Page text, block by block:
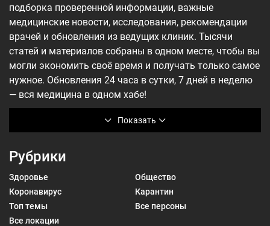
Показать
подборка проверенной информации, важные
медицинские новости, исследования, рекомендации
врачей и обновления из ведущих клиник. Тысячи
статей и материалов собраны в одном месте, чтобы вы
могли экономить своё время и получать только самое
нужное. Обновления 24 часа в сутки, 7 дней в неделю
— вся медицина в одном хабе!
Рубрики
Здоровье
Общество
Коронавирус
Карантин
Топ темы
Все персоны
Все локации